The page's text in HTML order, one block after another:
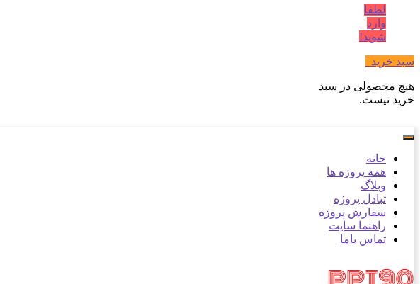
لطفا
وارد
شوید!
سبد خرید
هیچ محصولی در سبد
خرید نیست.
خانه
همه پروژه ها
وبلاگ
تبادل پروژه
سفارش پروژه
راهنما سایت
تماس باما